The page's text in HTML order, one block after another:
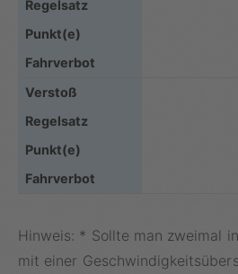
Hinweis: * Sollte man zweimal
mit einer